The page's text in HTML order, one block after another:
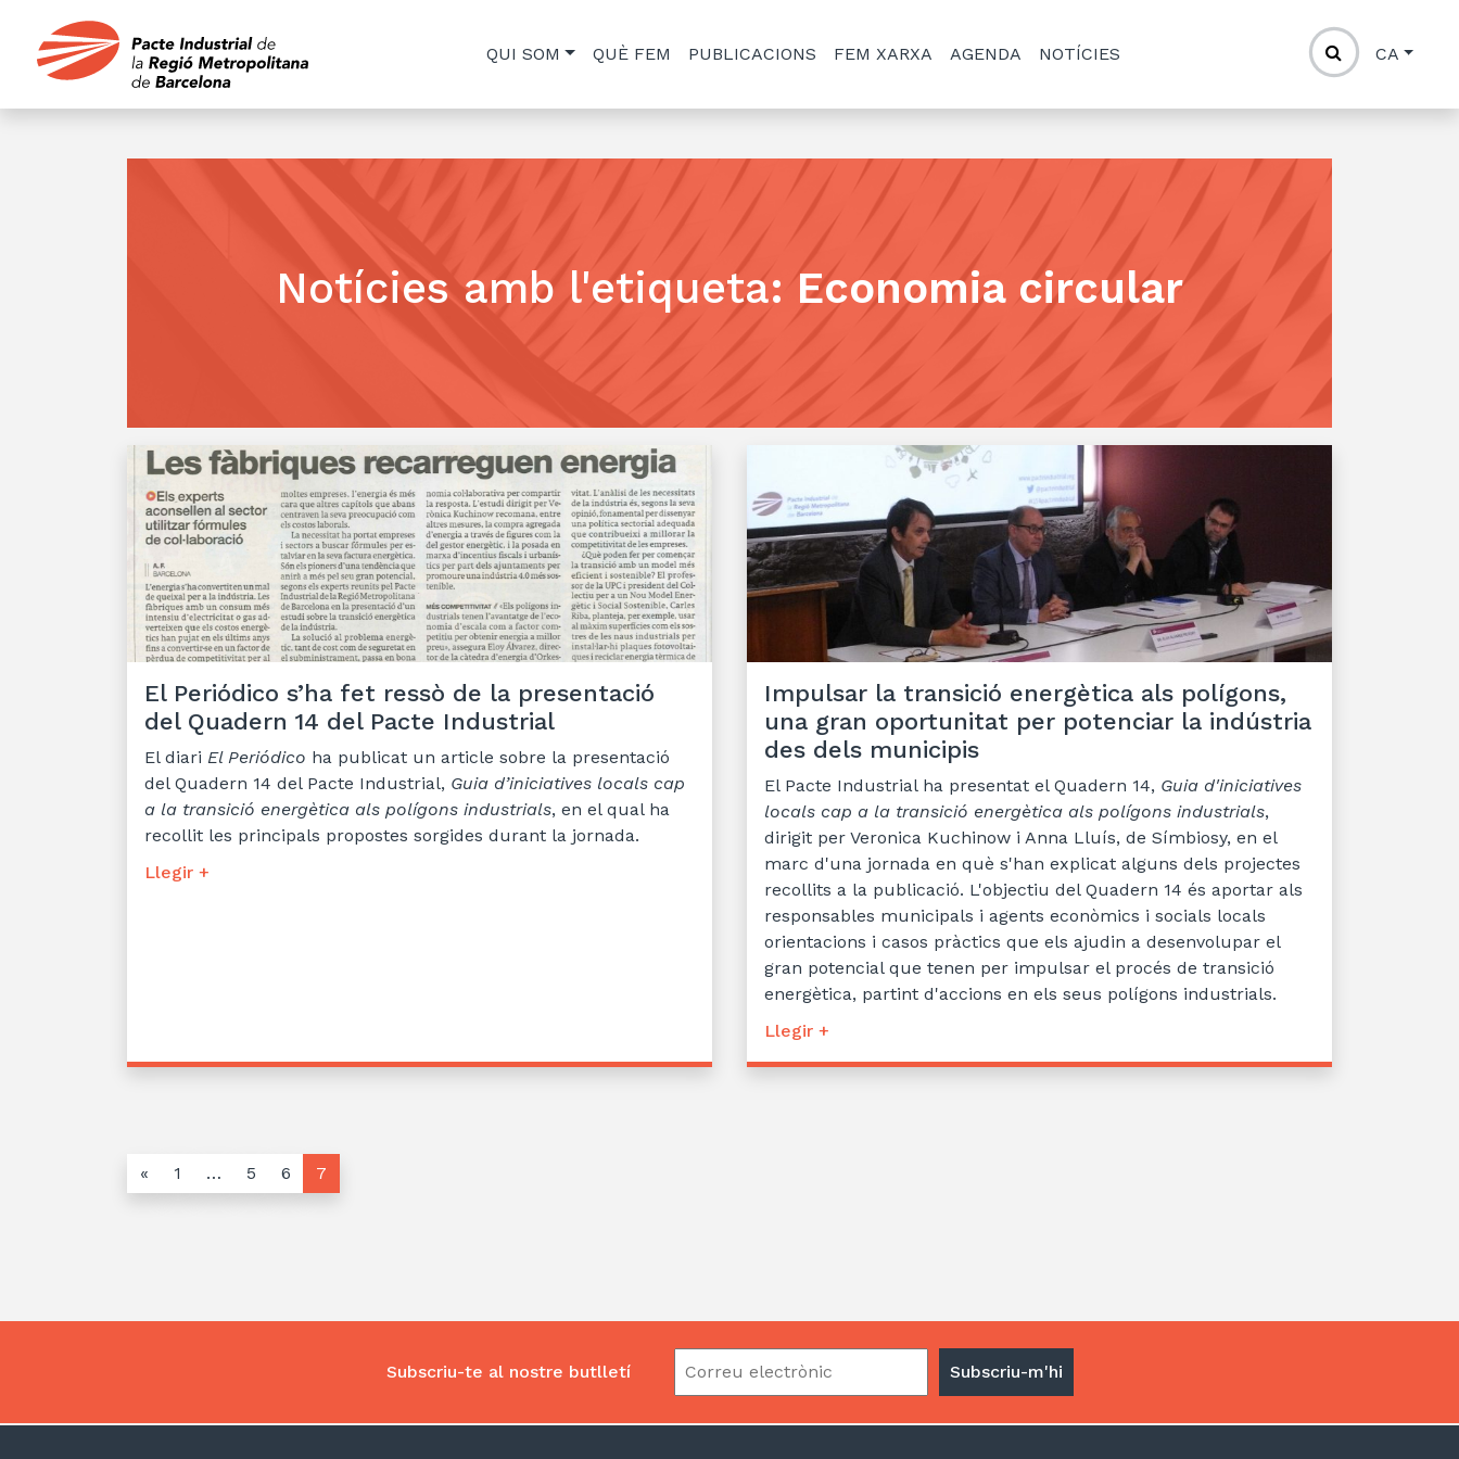
QUI SOM QUÈ FEM PUBLICACIONS FEM XARXA AGENDA NOTÍCIES CA
Notícies amb l'etiqueta: Economia circular
El Periódico s’ha fet ressò de la presentació
del Quadern 14 del Pacte Industrial
El diari El Periódico ha publicat un article sobre la presentació
del Quadern 14 del Pacte Industrial, Guia d’iniciatives locals cap
a la transició energètica als polígons industrials, en el qual ha
recollit les principals propostes sorgides durant la jornada.
Llegir +
Impulsar la transició energètica als polígons,
una gran oportunitat per potenciar la indústria
des dels municipis
El Pacte Industrial ha presentat el Quadern 14, Guia d'iniciatives
locals cap a la transició energètica als polígons industrials,
dirigit per Veronica Kuchinow i Anna Lluís, de Símbiosy, en el
marc d'una jornada en què s'han explicat alguns dels projectes
recollits a la publicació. L'objectiu del Quadern 14 és aportar als
responsables municipals i agents econòmics i socials locals
orientacions i casos pràctics que els ajudin a desenvolupar el
gran potencial que tenen per impulsar el procés de transició
energètica, partint d'accions en els seus polígons industrials.
Llegir +
« 1 … 5 6 7
Subscriu-te al nostre butlletí